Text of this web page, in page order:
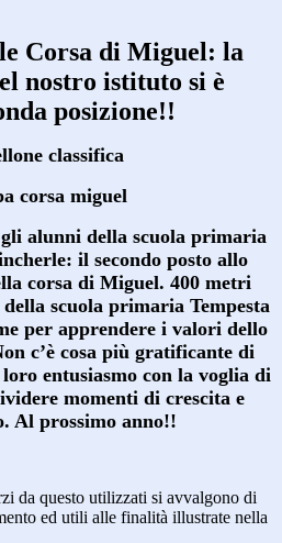
Corsa di Miguel: la
nostro istituto si è
posizione!!
alunni della scuola primaria
il secondo posto allo
corsa di Miguel. 400 metri
scuola primaria Tempesta
per apprendere i valori dello
c’è cosa più gratificante di
entusiasmo con la voglia di
momenti di crescita e
Al prossimo anno!!
da questo utilizzati si avvalgono di
ed utili alle finalità illustrate nella